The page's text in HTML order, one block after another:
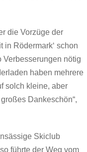
die Vorzüge der
in Rödermark‘ schon
Verbesserungen nötig
haben mehrere
solch kleine, aber
Dankeschön“,
Skiclub
führte der Weg vom